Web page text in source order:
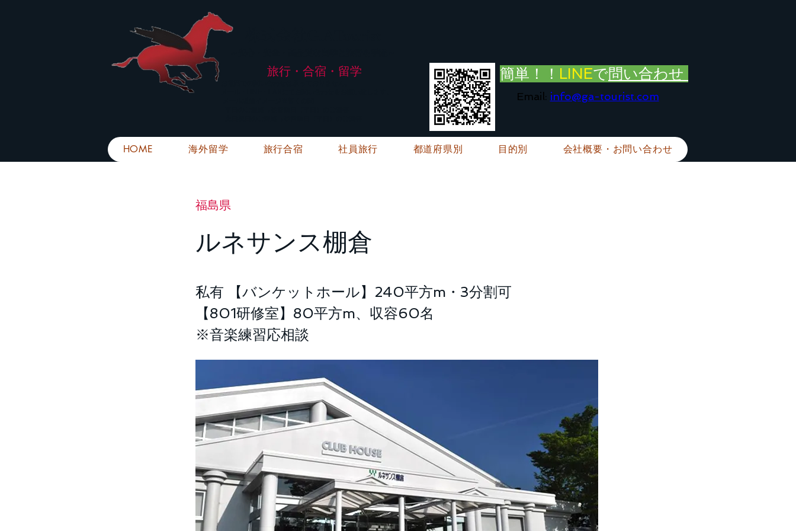
旅行・合宿・留学 簡単！！ LINEで問い合わせ
Email: info@ga-tourist.com
HOME 海外留学 旅行合宿 社員旅行 都道府県別 目的別 会社概要・お問い合わせ
福島県
ルネサンス棚倉
私有 【バンケットホール】240平方m・3分割可
【801研修室】80平方m、収容60名
※音楽練習応相談